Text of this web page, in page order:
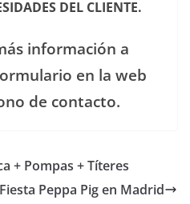
DEL CLIENTE.
información a
en la web
de contacto.
+ Pompas + Títeres
Fiesta Peppa Pig en Madrid